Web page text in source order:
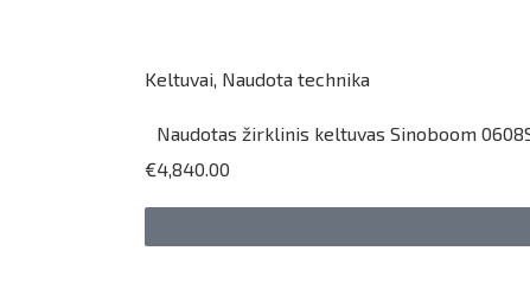
Keltuvai Naudota technika
Naudotas žirklinis keltuvas Sinoboom
€4,840.00